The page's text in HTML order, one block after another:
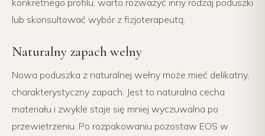
lub skonsultować wybór z fizjoterapeutą.
Naturalny zapach wełny
Nowa poduszka z naturalnej wełny może mieć delikatny,
charakterystyczny zapach. Jest to naturalna cecha
materiału i zwykle staje się mniej wyczuwalna po
przewietrzeniu. Po rozpakowaniu pozostaw EOS w